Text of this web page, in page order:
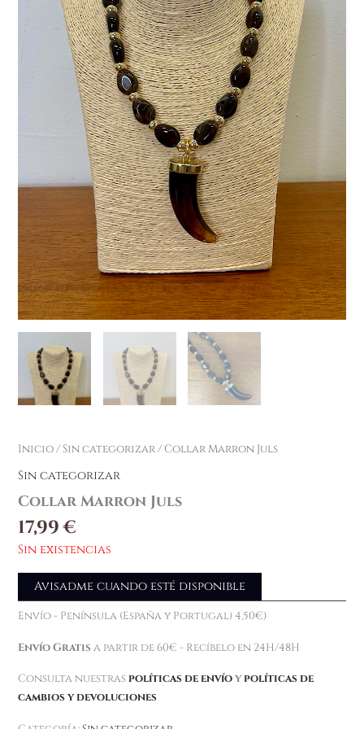
Inicio/Sin categorizar/ Collar Marron Juls
Sin categorizar
Collar Marron Juls
17,99€
Sin existencias
Avisadme cuando esté disponible
Envío - Península (España y Portugal) 4,50€)
Envío Gratis a partir de 60€ - Recíbelo en 24H/48H
Consulta nuestras políticas de envíoy políticas de
cambios y devoluciones